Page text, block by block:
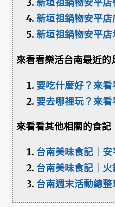
新垣祖鍋物安平店
新垣祖鍋物安平
新垣祖鍋物安平
來看看樂活台南最近的
要吃什麼好？來
要去哪裡玩？來
來看看其他相關的食記
台南美味食記｜安
台南美味食記｜火
台南週末活動總整